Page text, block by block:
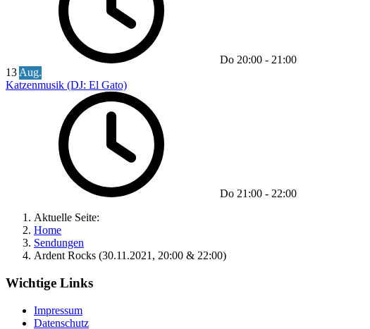
Do 20:00 - 21:00
13 Aug.
Katzenmusik (DJ: El Gato)
Do 21:00 - 22:00
Aktuelle Seite:
Home
Sendungen
Ardent Rocks (30.11.2021, 20:00 & 22:00)
Wichtige Links
Impressum
Datenschutz